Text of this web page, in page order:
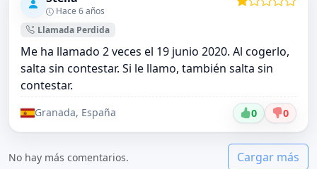
Hace 6 años
Llamada Perdida
Me ha llamado 2 veces el 19 junio 2020. Al cogerlo,
salta sin contestar. Si le llamo, también salta sin
contestar.
Granada, España 0 0
No hay más comentarios. Cargar más